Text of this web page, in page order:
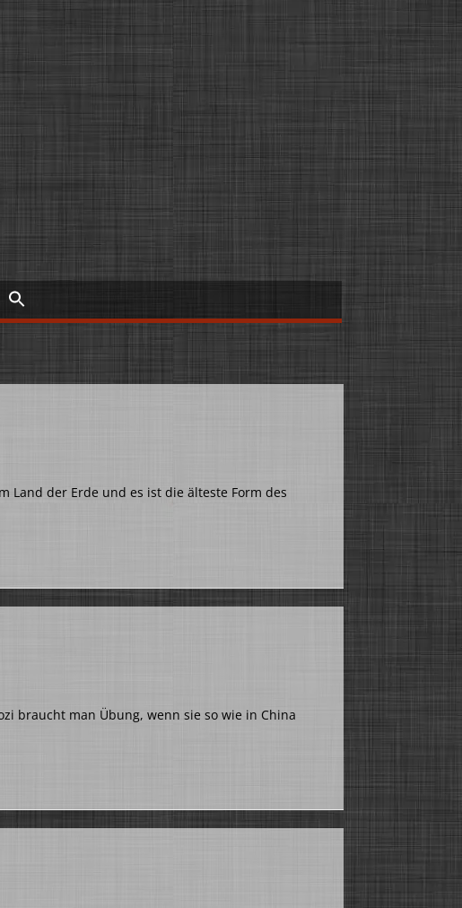
Land der Erde und es ist die älteste Form des
braucht man Übung, wenn sie so wie in China